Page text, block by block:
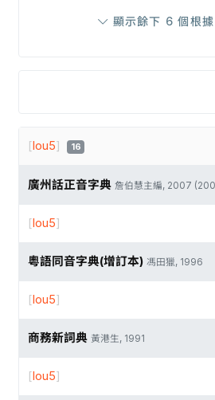
顯示餘下 6 個根據
[lou5] 16
廣州話正音字典 詹伯慧主編, 2007
[lou5]
粵語同音字典(增訂本) 馮田獵, 1996
[lou5]
商務新詞典 黃港生, 1991
[lou5]